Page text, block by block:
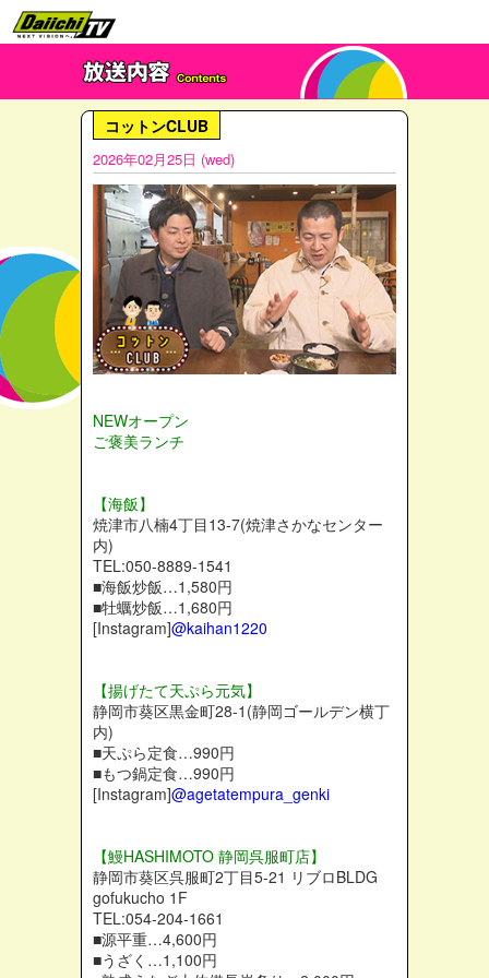
コットンCLUB
2026年02月25日 (wed)
NEWオープン
ご褒美ランチ
【海飯】
焼津市八楠4丁目13-7(焼津さかなセンター
内)
TEL:050-8889-1541
■海飯炒飯…1,580円
■牡蠣炒飯…1,680円
[Instagram]@kaihan1220
【揚げたて天ぷら元気】
静岡市葵区黒金町28-1(静岡ゴールデン横丁
内)
■天ぷら定食…990円
■もつ鍋定食…990円
[Instagram]@agetatempura_genki
【鰻HASHIMOTO 静岡呉服町店】
静岡市葵区呉服町2丁目5-21 リブロBLDG
gofukucho 1F
TEL:054-204-1661
■源平重…4,600円
■うざく…1,100円